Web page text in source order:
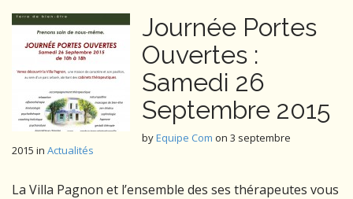
Journée Portes
Ouvertes :
Samedi 26
Septembre 2015
byEquipe Com on 3 septembre
2015 in Actualités
La Villa Pagnon et l’ensemble des ses thérapeutes vous